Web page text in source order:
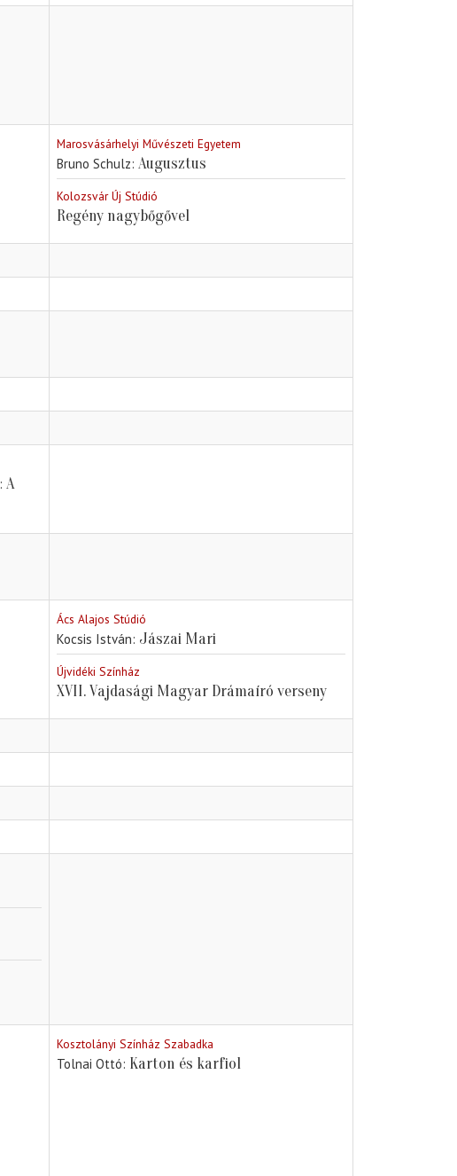
Marosvásárhelyi Művészeti Egyetem
Bruno Schulz Augusztus
Kolozsvár Új Stúdió
Regény nagybőgővel
A
Ács Alajos Stúdió
Kocsis István Jászai Mari
Újvidéki Színház
XVII. Vajdasági Magyar Drámaíró verseny
Kosztolányi Színház Szabadka
Tolnai Ottó Karton és karfiol